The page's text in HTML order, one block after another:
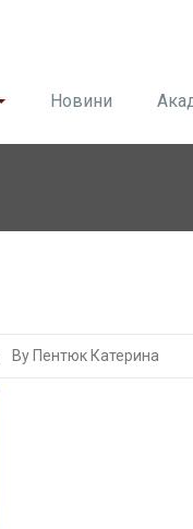
Новини
By Пентюк Катерина